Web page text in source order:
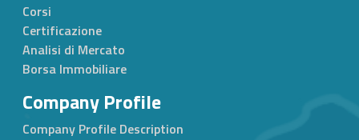
Corsi
Certificazione
Analisi di Mercato
Borsa Immobiliare
Company Profile
Company Profile Description